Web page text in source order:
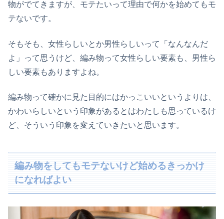
物がでてきますが、モテたいって理由で何かを始めてもモ
テないです。
そもそも、女性らしいとか男性らしいって「なんなんだ
よ」って思うけど、編み物って女性らしい要素も、男性ら
しい要素もありますよね。
編み物って確かに見た目的にはかっこいいというよりは、
かわいらしいという印象があるとはわたしも思っているけ
ど、そういう印象を変えていきたいと思います。
編み物をしてもモテないけど始めるきっかけ
になればよい